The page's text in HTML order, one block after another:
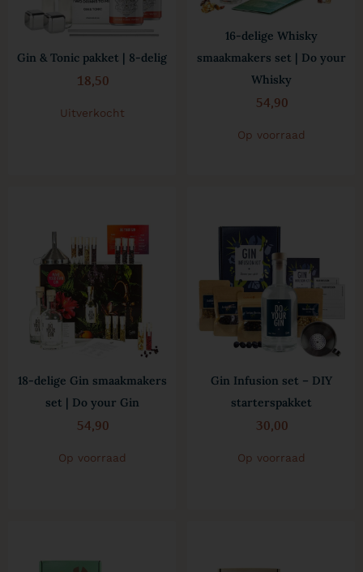
Gin & Tonic pakket | 8-delig
18,50
Uitverkocht
16-delige Whisky
smaakmakers set | Do your
Whisky
54,90
Op voorraad
18-delige Gin smaakmakers
set | Do your Gin
54,90
Op voorraad
Gin Infusion set – DIY
starterspakket
30,00
Op voorraad